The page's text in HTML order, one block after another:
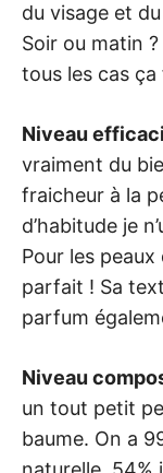
du visage et
Soir ou matin
tous les cas
Niveau
vraiment du
fraicheur à la
d’habitude je
Pour les
parfait ! Sa
parfum
Niveau
un tout petit
baume. On a